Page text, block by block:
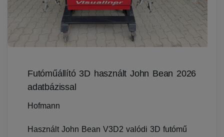
Futóműállító 3D használt John Bean 2026
adatbázissal
Hofmann
Használt John Bean V3D2 valódi 3D futómű